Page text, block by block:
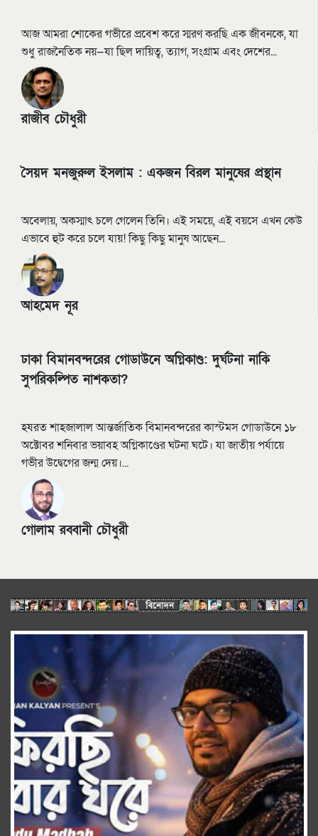
আজ আমরা শোকের গভীরে প্রবেশ করে স্মরণ করছি এক জীবনকে, যা
শুধু রাজনৈতিক নয়—যা ছিল দায়িত্ব, ত্যাগ, সংগ্রাম এবং দেশের...
রাজীব চৌধুরী
সৈয়দ মনজুরুল ইসলাম : একজন বিরল মানুষের প্রস্থান
অবেলায়, অকস্মাৎ চলে গেলেন তিনি। এই সময়ে, এই বয়সে এখন কেউ
এভাবে হুট করে চলে যায়! কিছু কিছু মানুষ আছেন...
আহমেদ নূর
ঢাকা বিমানবন্দরের গোডাউনে অগ্নিকাণ্ড: দুর্ঘটনা নাকি
সুপরিকল্পিত নাশকতা?
হযরত শাহজালাল আন্তর্জাতিক বিমানবন্দরের কাস্টমস গোডাউনে ১৮
অক্টোবর শনিবার ভয়াবহ অগ্নিকাণ্ডের ঘটনা ঘটে। যা জাতীয় পর্যায়ে
গভীর উদ্বেগের জন্ম দেয়।...
গোলাম রব্বানী চৌধুরী